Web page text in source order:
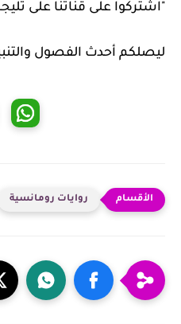
"اشتركوا على قناتنا على
ليصلكم أحدث الفصول
روايات رومانسية